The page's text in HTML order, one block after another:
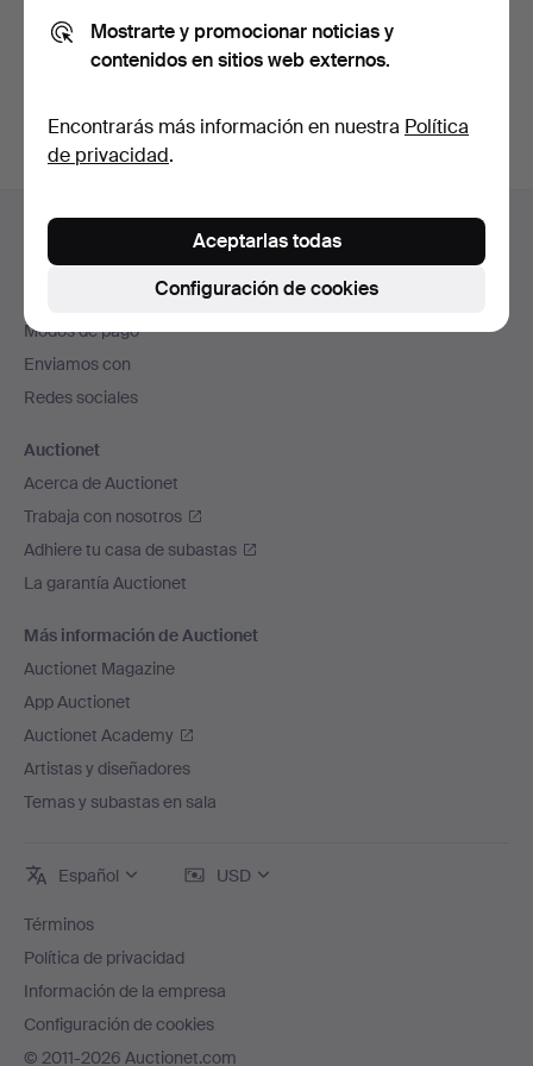
Crear cuenta
pie
de
página
Ayuda y contacto
Contacta con el servicio de atención al cliente
Todas las casas de subastas
Modos de pago
Enviamos con
Redes sociales
Auctionet
Acerca de Auctionet
Trabaja con nosotros
Adhiere tu casa de subastas
La garantía Auctionet
Más información de Auctionet
Auctionet Magazine
App Auctionet
Auctionet Academy
Artistas y diseñadores
Temas y subastas en sala
Español USD
Términos
Política de privacidad
Información de la empresa
Configuración de cookies
© 2011-2026 Auctionet.com
Mostrarte y promocionar noticias y
contenidos en sitios web externos.
Encontrarás más información en nuestra Política
de privacidad.
Configuración de cookies
Aceptarlas todas